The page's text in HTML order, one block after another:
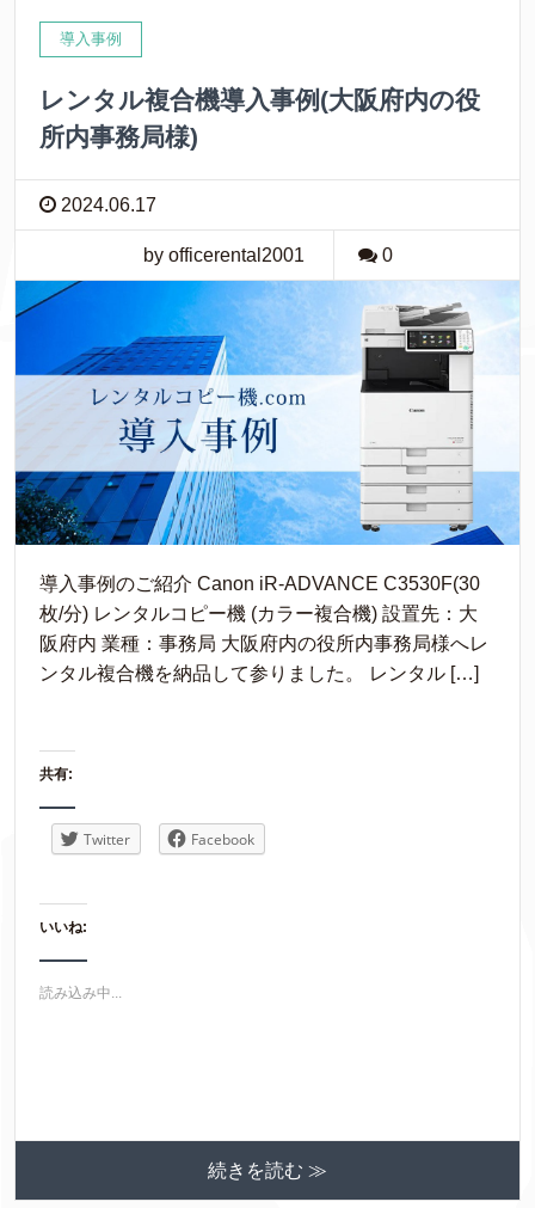
導入事例
レンタル複合機導入事例(大阪府内の役
所内事務局様)
2024.06.17
by officerental2001 0
導入事例のご紹介 Canon iR-ADVANCE C3530F(30
枚/分) レンタルコピー機 (カラー複合機) 設置先：大
阪府内 業種：事務局 大阪府内の役所内事務局様へレ
ンタル複合機を納品して参りました。 レンタル […]
共有:
Twitter Facebook
いいね:
読み込み中...
続きを読む ≫